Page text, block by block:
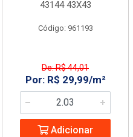
43144 43X43
Código: 961193
De: R$ 44,01
Por: R$ 29,99/m²
Adicionar